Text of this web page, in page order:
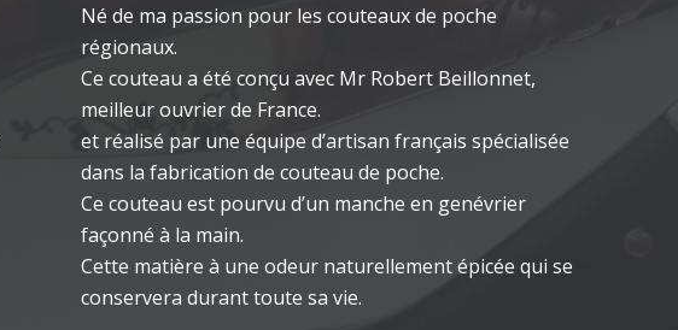
Né de ma passion pour les couteaux de poche
régionaux.
Ce couteau a été conçu avec Mr Robert Beillonnet,
meilleur ouvrier de France.
et réalisé par une équipe d’artisan français spécialisée
dans la fabrication de couteau de poche.
Ce couteau est pourvu d’un manche en genévrier
façonné à la main.
Cette matière à une odeur naturellement épicée qui se
conservera durant toute sa vie.